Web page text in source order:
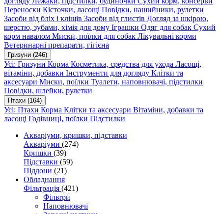
Переноски Кісточки, ласощі Повідки, нашийники, рулетки
Засоби від бліх і кліщів Засоби від глистів Догляд за шкірою,
шерстю, зубами, хімія для дому Іграшки Одяг для собак Сухий
корм навалом Миски, поїлки для собак Лікувальні корми
Ветеринарні препарати, гігієна
Гризуни (246)
Усі: Гризуни Корма Косметика, средства для ухода Ласощі,
вітаміни, добавки Інструменти для догляду Клітки та
аксесуари Миски, поїлки Туалети, наповнювачі, підстилки
Повідки, шлейки, рулетки
Птахи (164)
Усі: Птахи Корма Клітки та аксесуари Вітаміни, добавки та
ласощі Годівниці, поїлки Підстилки
Акваріуми, кришки, підставки
Акваріуми (274)
Кришки (39)
Підставки (59)
Піддони (21)
Обладнання
Фільтрація (421)
Фільтри
Наповнювачі